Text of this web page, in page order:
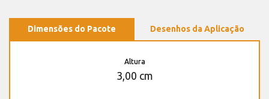
Dimensões do Pacote Desenhos da Aplicação
Altura
3,00 cm